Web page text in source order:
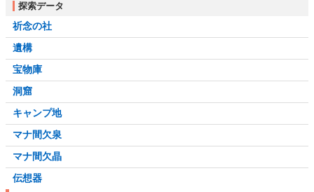
探索データ
祈念の社
遺構
宝物庫
洞窟
キャンプ地
マナ間欠泉
マナ間欠晶
伝想器